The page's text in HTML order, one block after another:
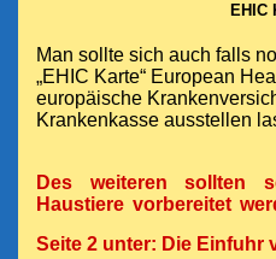
EHIC
Man sollte sich auch falls
„EHIC Karte“ European
europäische
Krankenkasse ausstellen
Des weiteren sollten
Haustiere vorbereitet
Seite 2 unter: Die Einfuhr